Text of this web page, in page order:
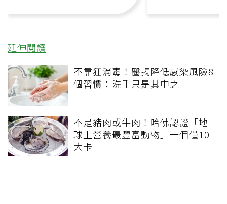
延伸閱讀
不靠狂消毒！醫揭降低感染風險8
個習慣：洗手只是其中之一
不是豬肉或牛肉！哈佛認證「地
球上營養最豐富動物」一個僅10
大卡